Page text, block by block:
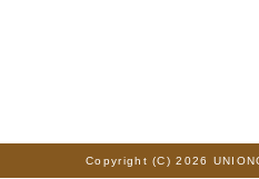
Copyright (C) 2026